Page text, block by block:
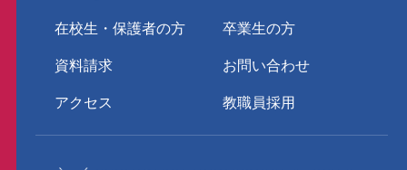
在校生・保護者の方 卒業生の方
資料請求 お問い合わせ
アクセス 教職員採用